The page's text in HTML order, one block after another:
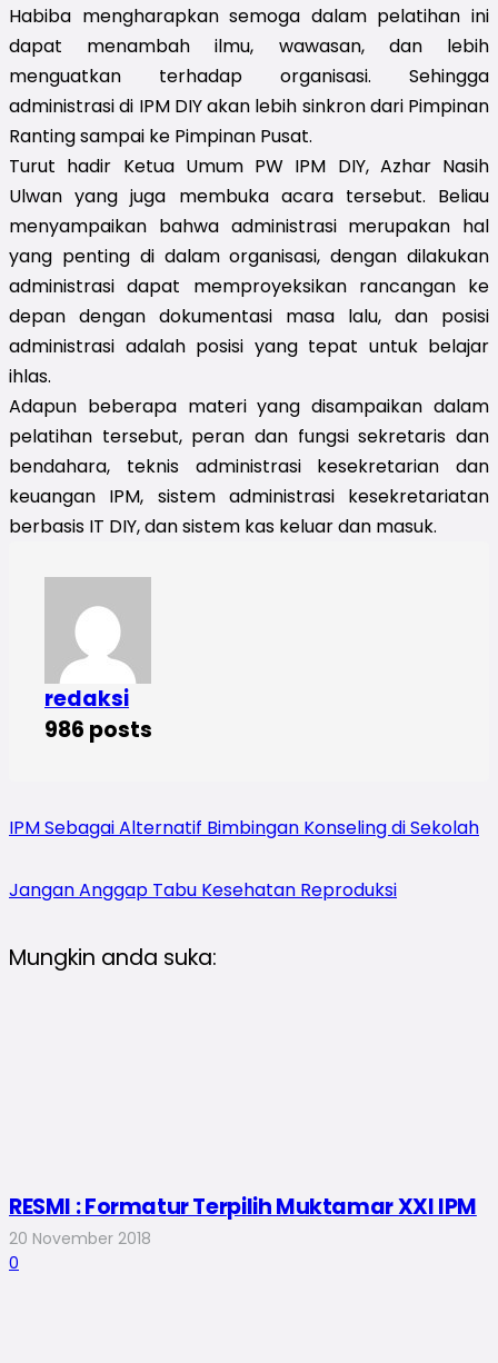
Habiba mengharapkan semoga dalam pelatihan ini
dapat menambah ilmu, wawasan, dan lebih
menguatkan terhadap organisasi. Sehingga
administrasi di IPM DIY akan lebih sinkron dari Pimpinan
Ranting sampai ke Pimpinan Pusat.
Turut hadir Ketua Umum PW IPM DIY, Azhar Nasih
Ulwan yang juga membuka acara tersebut. Beliau
menyampaikan bahwa administrasi merupakan hal
yang penting di dalam organisasi, dengan dilakukan
administrasi dapat memproyeksikan rancangan ke
depan dengan dokumentasi masa lalu, dan posisi
administrasi adalah posisi yang tepat untuk belajar
ihlas.
Adapun beberapa materi yang disampaikan dalam
pelatihan tersebut, peran dan fungsi sekretaris dan
bendahara, teknis administrasi kesekretarian dan
keuangan IPM, sistem administrasi kesekretariatan
berbasis IT DIY, dan sistem kas keluar dan masuk.
redaksi
986 posts
IPM Sebagai Alternatif Bimbingan Konseling di Sekolah
Jangan Anggap Tabu Kesehatan Reproduksi
Mungkin anda suka:
RESMI : Formatur Terpilih Muktamar XXI IPM
20 November 2018
0